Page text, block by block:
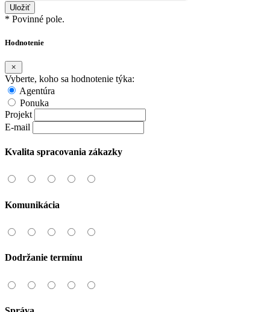
* Povinné pole.
Hodnotenie
Vyberte, koho sa hodnotenie týka:
Agentúra
Ponuka
Projekt
E-mail
Kvalita spracovania zákazky
Komunikácia
Dodržanie termínu